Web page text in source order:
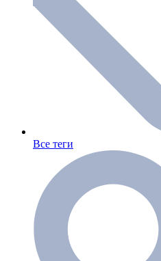
Все теги